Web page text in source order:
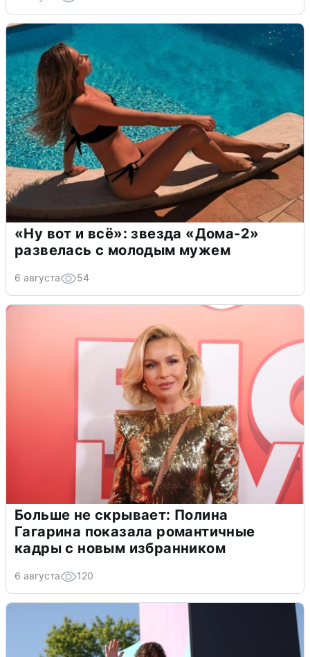
«Ну вот и всё»: звезда «Дома-2»
развелась с молодым мужем
6 августа 54
Больше не скрывает: Полина
Гагарина показала романтичные
кадры с новым избранником
6 августа 120